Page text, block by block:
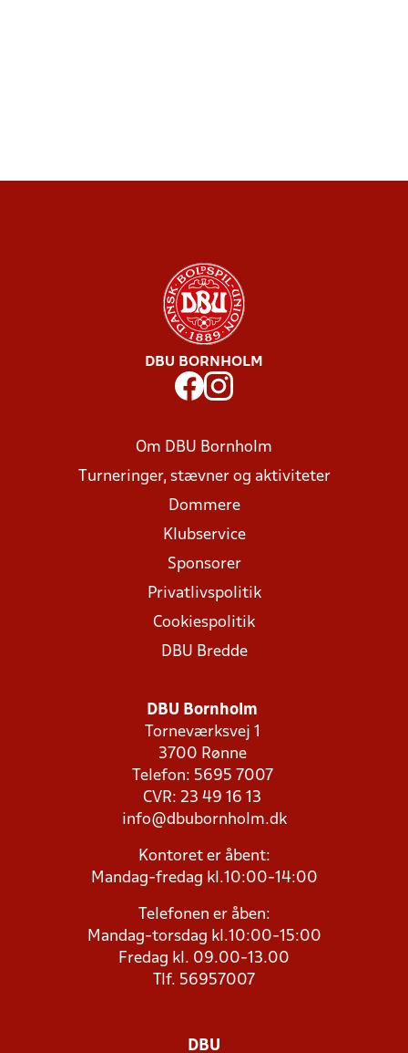
DBU BORNHOLM
Om DBU Bornholm
Turneringer, stævner og aktiviteter
Dommere
Klubservice
Sponsorer
Privatlivspolitik
Cookiespolitik
DBU Bredde
DBU Bornholm
Torneværksvej 1
3700 Rønne
Telefon: 5695 7007
CVR: 23 49 16 13
info@dbubornholm.dk
Kontoret er åbent:
Mandag-fredag kl.10:00-14:00
Telefonen er åben:
Mandag-torsdag kl.10:00-15:00
Fredag kl. 09.00-13.00
Tlf. 56957007
DBU